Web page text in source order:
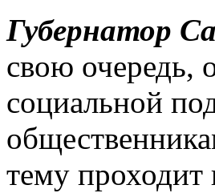
Губернатор
свою очередь,
социальной
тему проходит